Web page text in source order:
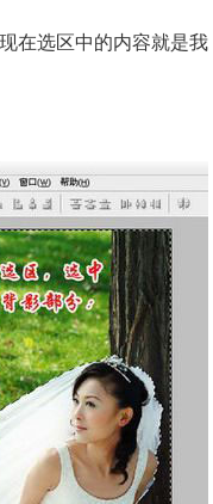
在选区中的内容就是我